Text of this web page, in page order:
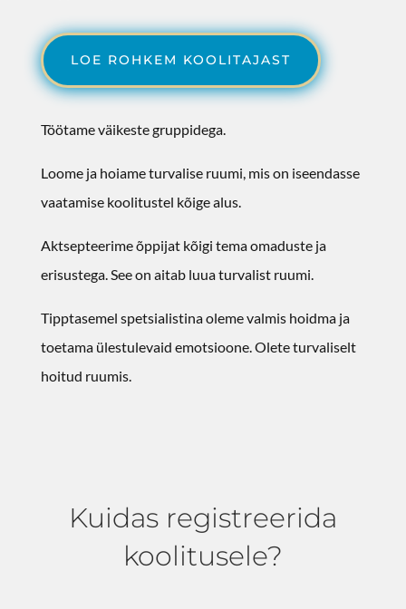
LOE ROHKEM KOOLITAJAST
Töötame väikeste gruppidega.
Loome ja hoiame turvalise ruumi, mis on iseendasse
vaatamise koolitustel kõige alus.
Aktsepteerime õppijat kõigi tema omaduste ja
erisustega. See on aitab luua turvalist ruumi.
Tipptasemel spetsialistina oleme valmis hoidma ja
toetama ülestulevaid emotsioone. Olete turvaliselt
hoitud ruumis.
Kuidas registreerida
koolitusele?